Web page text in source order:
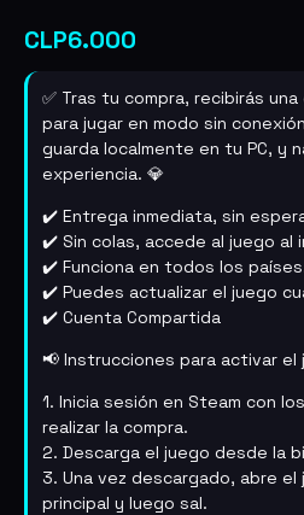
CLP6.000
✅ Tras tu compra, recibirás
para jugar en modo sin
guarda localmente en tu PC, y
experiencia. 💎
✔️ Entrega inmediata, sin
✔️ Sin colas, accede al juego al
✔️ Funciona en todos los
✔️ Puedes actualizar el juego
✔️ Cuenta Compartida
📢 Instrucciones para activar el
1. Inicia sesión en Steam con
realizar la compra.
2. Descarga el juego desde la
3. Una vez descargado, abre el
principal y luego sal.